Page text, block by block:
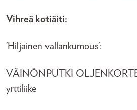
Vihreä kotiäiti:
’Hiljainen vallankumous’:
VÄINÖNPUTKI
yrttiliike